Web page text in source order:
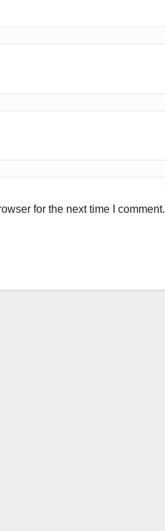
for the next time I comment.